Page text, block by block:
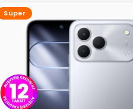
Süper